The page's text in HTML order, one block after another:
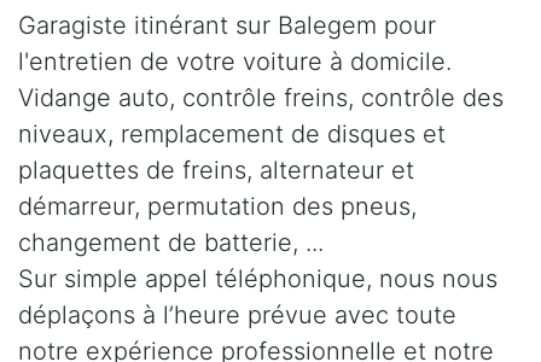
Garagiste itinérant sur Balegem pour
l'entretien de votre voiture à domicile.
Vidange auto, contrôle freins, contrôle des
niveaux, remplacement de disques et
plaquettes de freins, alternateur et
démarreur, permutation des pneus,
changement de batterie, ...
Sur simple appel téléphonique, nous nous
déplaçons à l’heure prévue avec toute
notre expérience professionnelle et notre